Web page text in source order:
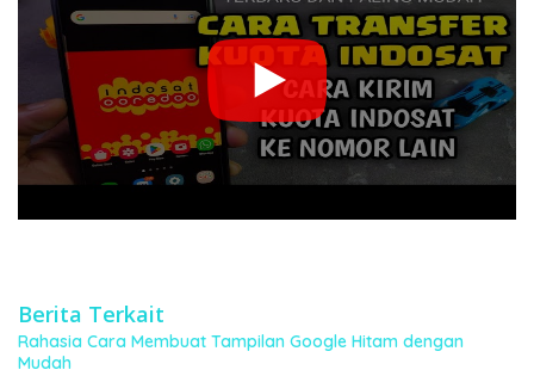
Berita Terkait
Rahasia Cara Membuat Tampilan Google Hitam dengan
Mudah